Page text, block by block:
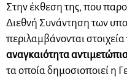
Στην έκθεση της, που
Διεθνή Συνάντηση των
περιλαμβάνονται
αναγκαιότητα
τα οποία δημοσιοποιεί η